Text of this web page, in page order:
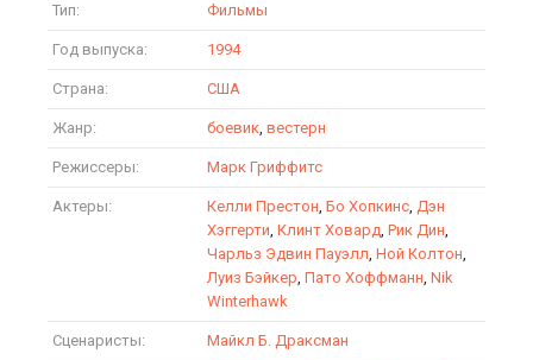
Тип: Фильмы
Год выпуска: 1994
Страна: США
Жанр: боевик, вестерн
Режиссеры: Марк Гриффитс
Актеры: Келли Престон, Бо Хопкинс, Дэн
Хэггерти, Клинт Ховард, Рик Дин,
Чарльз Эдвин Пауэлл, Ной Колтон,
Луиз Бэйкер, Пато Хоффманн, Nik
Winterhawk
Сценаристы: Майкл Б. Драксман